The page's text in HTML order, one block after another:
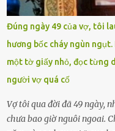
năm thứ 24. Quá trình giáo
nhận thức được nội dung
ngày 1.9 là chưa phù hợp
xin lỗi trên trang Facebook
với cơ quan chức năng.
Đúng ngày 49 của vợ, tôi
hương bốc cháy ngùn
một tờ giấy nhỏ, đọc từng
người vợ quá cố
Vợ tôi qua đời đã 49 ngày,
chưa bao giờ nguôi ngoai.